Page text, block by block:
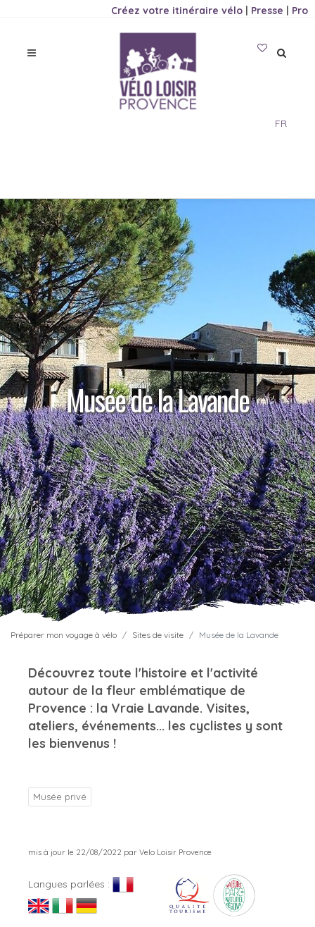
Créez votre itinéraire vélo | Presse | Pro
FR
Musée de la Lavande
Préparer mon voyage à vélo Sites de visite Musée de la Lavande
Découvrez toute l'histoire et l'activité
autour de la fleur emblématique de
Provence : la Vraie Lavande. Visites,
ateliers, événements... les cyclistes y sont
les bienvenus !
Musée privé
mis à jour le 22/08/2022 par Velo Loisir Provence
Langues parlées :